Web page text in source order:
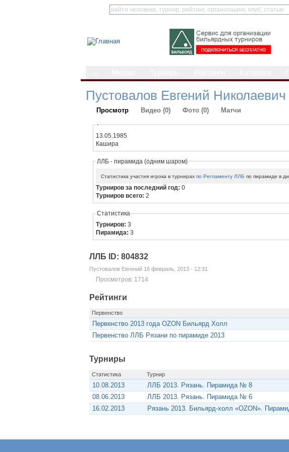
Пустовалов Евгений Николаевич
Просмотр Видео (0) Фото (0) Матчи
-
13.05.1985
Кашира
ЛЛБ - пирамида (одним шаром)
Статистика участия игрока в турнирахпо Регламенту ЛЛБ по пирамиде в
Турниров за последний год:0
Турниров всего:2
Статистика
Турниров:3
Пирамида:3
ЛЛБ ID: 804832
Пустовалов Евгений 16 февраль, 2013 - 12:31
Просмотров: 1714
Рейтинги
Первенство
Первенство 2013 года OZON Бильярд Холл
Первенство ЛЛБ Рязани по пирамиде 2013
Турниры
Статистика Турнир
10.08.2013 ЛЛБ 2013. Рязань. Пирамида № 8
08.06.2013
ЛЛБ 2013. Рязань. Пирамида № 6
16.02.2013
Рязань 2013. Бильярд-холл «OZON».